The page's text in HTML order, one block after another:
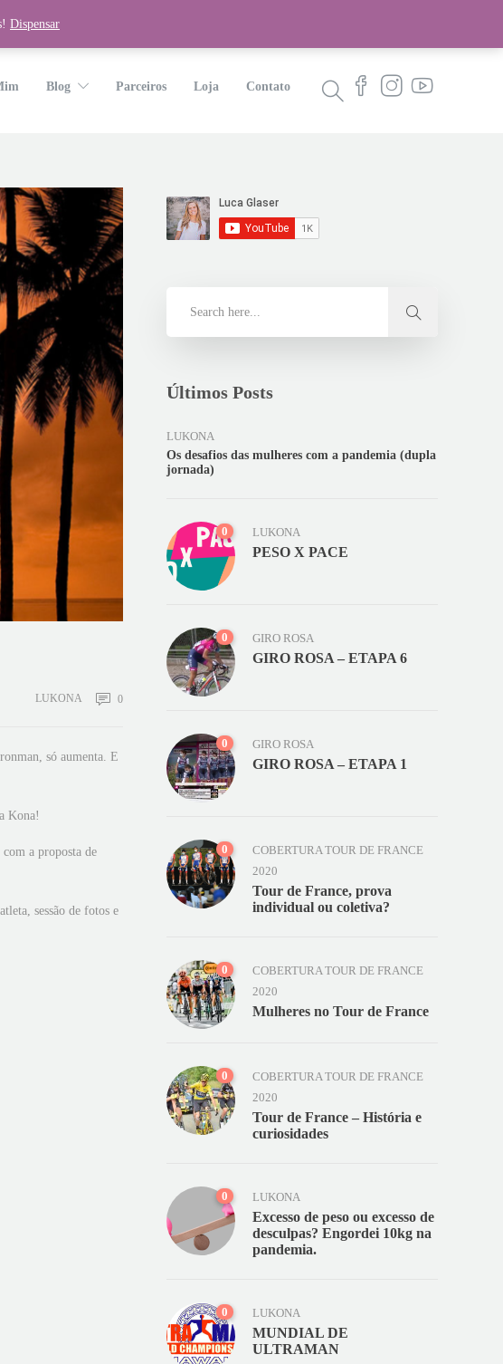
on line1275
Blog Parceiros Loja Contato
LUKONA 0
só aumenta. E
Kona!
a proposta de
sessão de fotos e
Últimos Posts
LUKONA
Os desafios das mulheres com a pandemia (dupla
jornada)
0 LUKONA
PESO X PACE
0 GIRO ROSA
GIRO ROSA – ETAPA 6
0 GIRO ROSA
GIRO ROSA – ETAPA 1
0
COBERTURA TOUR DE FRANCE
2020
Tour de France, prova
individual ou coletiva?
0
COBERTURA TOUR DE FRANCE
2020
Mulheres no Tour de France
0
COBERTURA TOUR DE FRANCE
2020
Tour de France – História e
curiosidades
0 LUKONA
Excesso de peso ou excesso de
desculpas? Engordei 10kg na
pandemia.
0 LUKONA
MUNDIAL DE
ULTRAMAN
Dispensar